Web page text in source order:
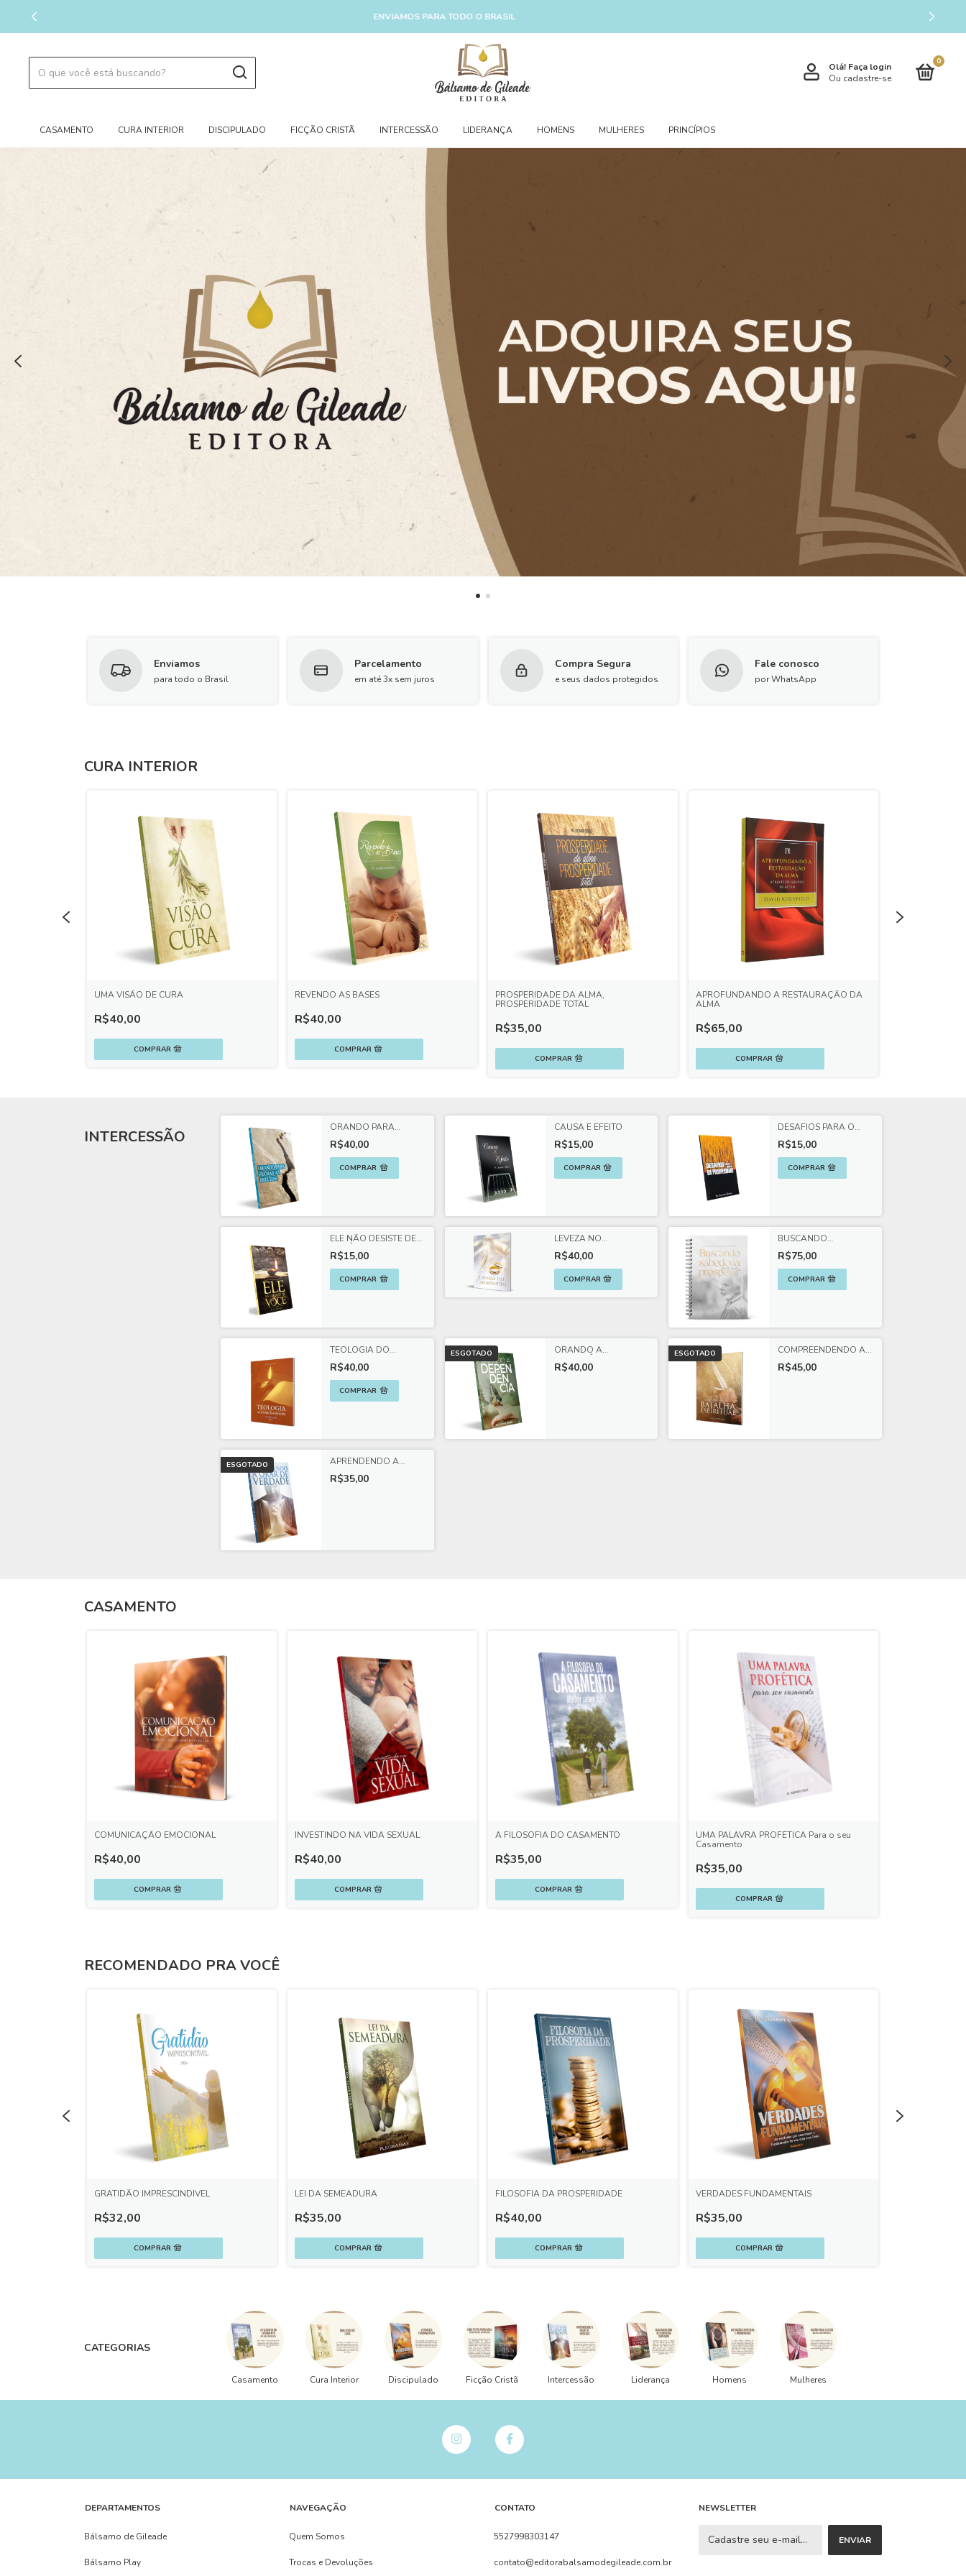
ENVIAMOS PARA TODO O BRASIL
Olá! Faça login
Ou cadastre-se
0
CASAMENTO CURA INTERIOR DISCIPULADO FICÇÃO CRISTÃ INTERCESSÃO LIDERANÇA HOMENS MULHERES PRINCÍPIOS
Enviamos
para todo o Brasil
Parcelamento
em até 3x sem juros
Compra Segura
e seus dados protegidos
Fale conosco
por WhatsApp
CURA INTERIOR
UMA VISÃO DE CURA
R$40,00
REVENDO AS BASES
R$40,00
PROSPERIDADE DA ALMA,
PROSPERIDADE TOTAL
R$35,00
APROFUNDANDO A RESTAURAÇÃO DA
ALMA
R$65,00
INTERCESSÃO
ORANDO PARA
R$40,00
CAUSA E EFEITO
R$15,00
DESAFIOS PARA O
PROSPERIDADE
R$15,00
ELE NÃO DESISTE DE
R$15,00
LEVEZA NO
R$40,00
BUSCANDO
PROSPERAR:
DEVOCIONAL
BASEADO EM
PROVÉRBIOS
R$75,00
TEOLOGIA DO
TRINDADE
R$40,00
ESGOTADO
ORANDO A
R$40,00
ESGOTADO
COMPREENDENDO A
R$45,00
ESGOTADO
APRENDENDO A
R$35,00
CASAMENTO
COMUNICAÇÃO EMOCIONAL
R$40,00
INVESTINDO NA VIDA SEXUAL
R$40,00
A FILOSOFIA DO CASAMENTO
R$35,00
UMA PALAVRA PROFÉTICA Para o seu
Casamento
R$35,00
RECOMENDADO PRA VOCÊ
GRATIDÃO IMPRESCINDÍVEL
R$32,00
LEI DA SEMEADURA
R$35,00
FILOSOFIA DA PROSPERIDADE
R$40,00
VERDADES FUNDAMENTAIS
R$35,00
CATEGORIAS
Casamento Cura Interior Discipulado Ficção Cristã Intercessão Liderança Homens Mulheres
DEPARTAMENTOS
Bálsamo de Gileade
Bálsamo Play
NAVEGAÇÃO
Quem Somos
Trocas e Devoluções
CONTATO
5527998303147
contato@editorabalsamodegileade.com.br
NEWSLETTER